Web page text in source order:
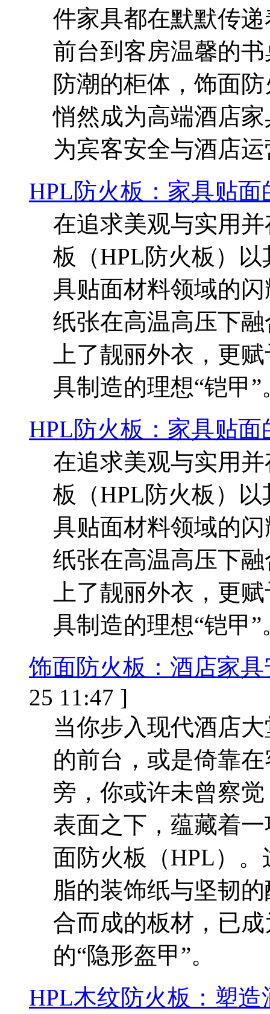
件家具都在默默传
前台到客房温馨的
防潮的柜体，饰面
悄然成为高端酒店
为宾客安全与酒店
HPL防火板：家具贴面
在追求美观与实用
板（HPL防火板）
具贴面材料领域的
纸张在高温高压下
上了靓丽外衣，更
具制造的理想“铠甲”
HPL防火板：家具贴面
在追求美观与实用
板（HPL防火板）
具贴面材料领域的
纸张在高温高压下
上了靓丽外衣，更
具制造的理想“铠甲”
饰面防火板：酒店家
25 11:47 ]
当你步入现代酒店
的前台，或是倚靠
旁，你或许未曾察
表面之下，蕴藏着
面防火板（HPL）
脂的装饰纸与坚韧
合而成的板材，已
的“隐形盔甲”。
HPL木纹防火板：塑